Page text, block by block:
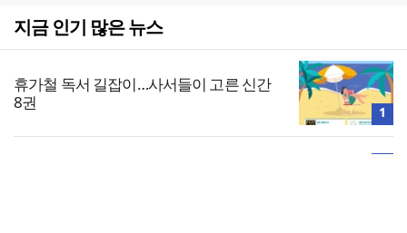
지금 인기 많은 뉴스
휴가철 독서 길잡이…사서들이 고른 신간
8권
1